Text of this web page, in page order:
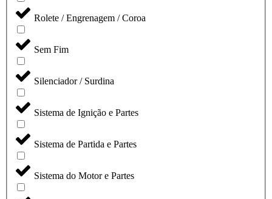
Rolete / Engrenagem / Coroa
Sem Fim
Silenciador / Surdina
Sistema de Ignição e Partes
Sistema de Partida e Partes
Sistema do Motor e Partes